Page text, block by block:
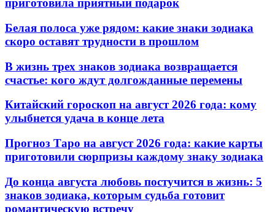
приготовила приятный подарок
Белая полоса уже рядом: какие знаки зодиака
скоро оставят трудности в прошлом
В жизнь трех знаков зодиака возвращается
счастье: кого ждут долгожданные перемены
Китайский гороскоп на август 2026 года: кому
улыбнется удача в конце лета
Прогноз Таро на август 2026 года: какие карты
приготовили сюрпризы каждому знаку зодиака
До конца августа любовь постучится в жизнь: 5
знаков зодиака, которым судьба готовит
романтическую встречу